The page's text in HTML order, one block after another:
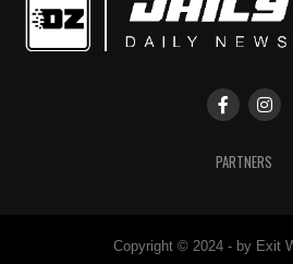
PARTNERS
Copyright © 2024 - by Exit